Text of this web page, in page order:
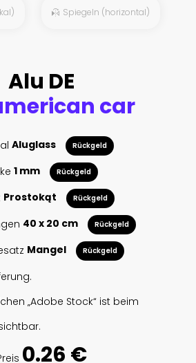
Spiegeln (horizontal)
Alu DE
car
Aluglass Rückgeld
1 mm Rückgeld
Prostokąt Rückgeld
40 x 20 cm Rückgeld
Mangel Rückgeld
„Adobe Stock“ ist beim
0.26 €